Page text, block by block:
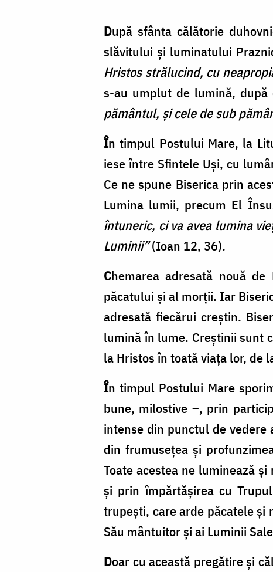
După sfânta călătorie
slăvitului și luminatului
Hristos strălucind, cu
s-au umplut de lumină, după
pământul, și cele de sub
În timpul Postului Mare, la
iese între Sfintele Uși, cu
Ce ne spune Biserica prin
Lumina lumii, precum El
întuneric, ci va avea lumina
Luminii”(Ioan 12, 36).
Chemarea adresată nouă
păcatului și al morții. Iar
adresată fiecărui creștin.
lumină în lume. Creștinii sunt
la Hristos în toată viața lor, de
În timpul Postului Mare
bune, milostive –, prin
intense din punctul de
din frumusețea și
Toate acestea ne luminează
și prin împărtășirea cu
trupești, care arde păcatele și
Său mântuitor și ai Luminii
Doar cu această pregătire și